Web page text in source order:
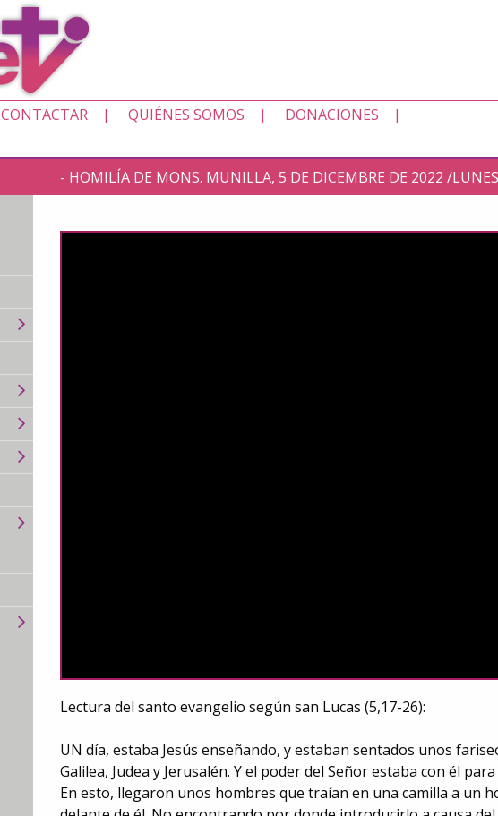
CONTACTAR QUIÉNES SOMOS
DONACIONES
- HOMILÍA DE MONS. MUNILLA, 5 DE DICEMBRE DE 2022 /
Lectura del santo evangelio según san Lucas (5,17-26):
UN día, estaba Jesús enseñando, y estaban sentados unos
Galilea, Judea y Jerusalén. Y el poder del Señor estaba con él
En esto, llegaron unos hombres que traían en una camilla a un